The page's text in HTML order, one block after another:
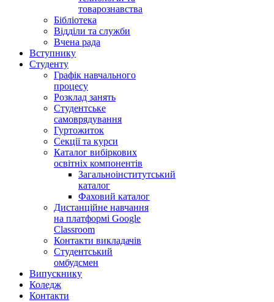
товарознавства
Бібліотека
Відділи та служби
Вчена рада
Вступнику
Студенту
Графік навчального
процесу
Розклад занять
Студентське
самоврядування
Гуртожиток
Секції та курси
Каталог вибіркових
освітніх компонентів
Загальноінститутський
каталог
Фаховий каталог
Дистанційне навчання
на платформі Google
Classroom
Контакти викладачів
Студентський
омбудсмен
Випускнику
Коледж
Контакти